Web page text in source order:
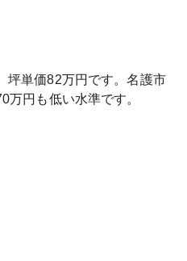
坪単価82万円です。名護市
万円も低い水準です。